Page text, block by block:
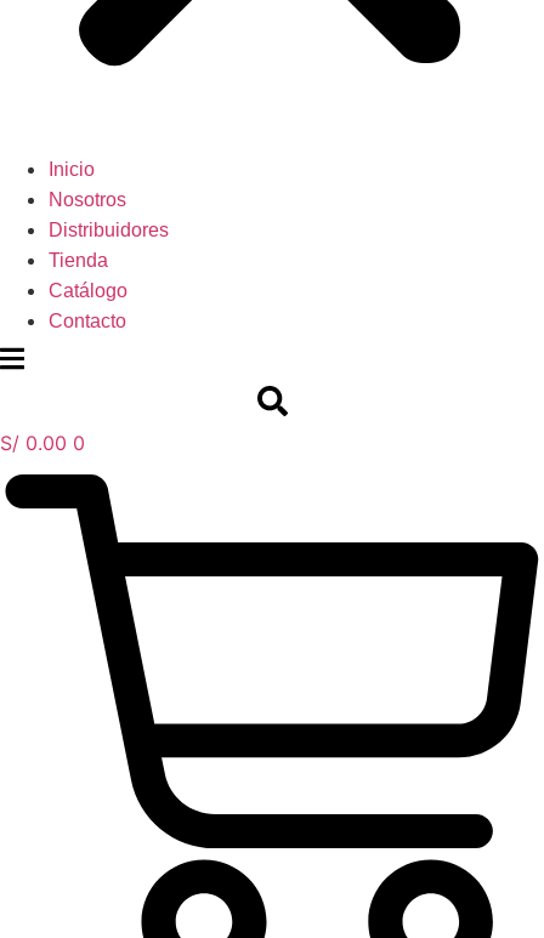
Inicio
Nosotros
Distribuidores
Tienda
Catálogo
Contacto
S/ 0.00 0